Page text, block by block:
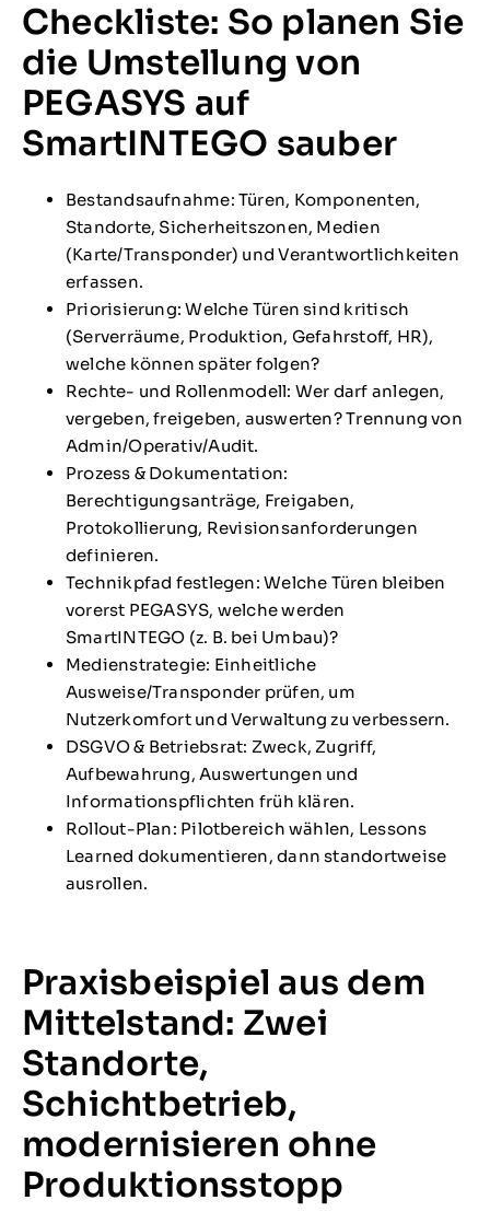
Checkliste: So planen Sie
die Umstellung von
PEGASYS auf
SmartINTEGO sauber
Bestandsaufnahme: Türen, Komponenten,
Standorte, Sicherheitszonen, Medien
(Karte/Transponder) und Verantwortlichkeiten
erfassen.
Priorisierung: Welche Türen sind kritisch
(Serverräume, Produktion, Gefahrstoff, HR),
welche können später folgen?
Rechte- und Rollenmodell: Wer darf anlegen,
vergeben, freigeben, auswerten? Trennung von
Admin/Operativ/Audit.
Prozess & Dokumentation:
Berechtigungsanträge, Freigaben,
Protokollierung, Revisionsanforderungen
definieren.
Technikpfad festlegen: Welche Türen bleiben
vorerst PEGASYS, welche werden
SmartINTEGO (z. B. bei Umbau)?
Medienstrategie: Einheitliche
Ausweise/Transponder prüfen, um
Nutzerkomfort und Verwaltung zu verbessern.
DSGVO & Betriebsrat: Zweck, Zugriff,
Aufbewahrung, Auswertungen und
Informationspflichten früh klären.
Rollout-Plan: Pilotbereich wählen, Lessons
Learned dokumentieren, dann standortweise
ausrollen.
Praxisbeispiel aus dem
Mittelstand: Zwei
Standorte,
Schichtbetrieb,
modernisieren ohne
Produktionsstopp